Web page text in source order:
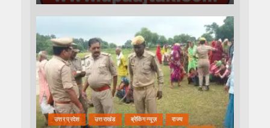
उत्तर प्रदेश उत्तराखंड ब्रेकिंग न्यूज़ राज्य